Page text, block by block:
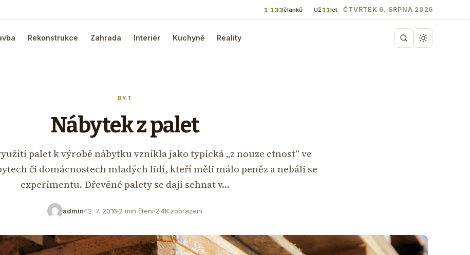
1 133článků Už11let ČTVRTEK 6. SRPNA 2026
Rekonstrukce Zahrada Interiér Kuchyně Reality
BYT
Nábytek z palet
palet k výrobě nábytku vznikla jako typická „z nouze ctnost“ ve
či domácnostech mladých lidí, kteří měli málo peněz a nebáli se
experimentu. Dřevěné palety se dají sehnat v…
admin 12. 7. 2016 2 min čtení 2.4K zobrazení